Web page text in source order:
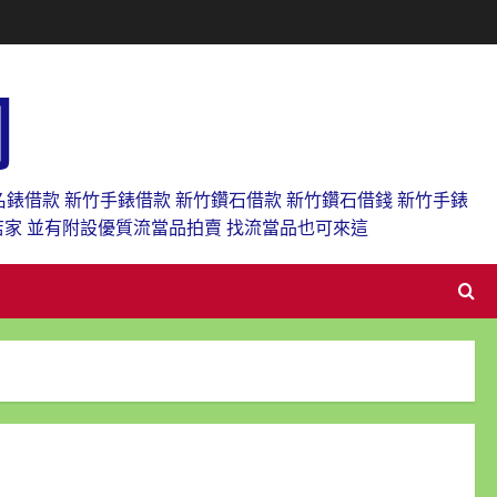
借款 新竹手錶借款 新竹鑽石借款 新竹鑽石借錢 新竹手錶
並有附設優質流當品拍賣 找流當品也可來這